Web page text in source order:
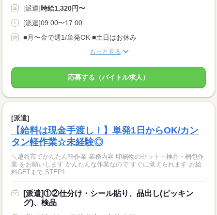
[派遣]時給1,320円〜
[派遣]09:00〜17:00
■月〜金で週1/単発OK ■土日はお休み
もっと見る
応募する（バイトル求人）
[派遣]
【給料は現金手渡し！】単発1日からOK/カン
タン軽作業☆未経験◎
＼越谷市でかんたん軽作業 業務内容 印刷物のセット・検品・梱包作
業 をお願いします かんたんな作業なので すぐに覚えられます お給
料GETまで STEP1 ...
[派遣]①②仕分け・シール貼り、品出し(ピッキン
グ)、検品